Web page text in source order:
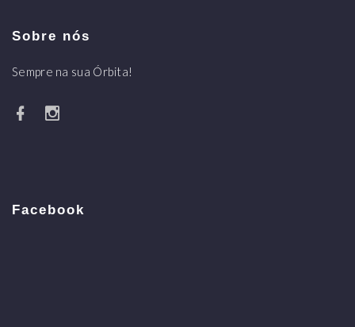
Sobre nós
Sempre na sua Órbita!
Facebook